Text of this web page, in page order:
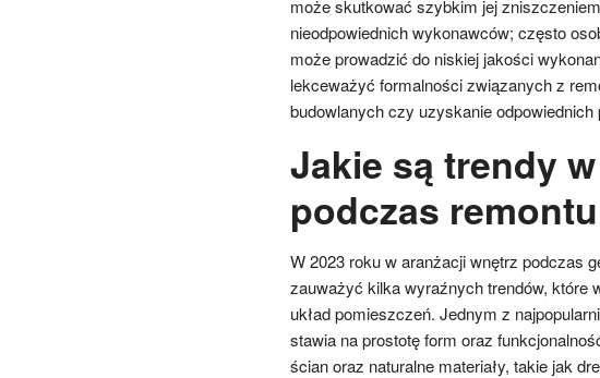
może skutkować szybkim jej
nieodpowiednich wykonawców; często
może prowadzić do niskiej jakości
lekceważyć formalności związanych z
budowlanych czy uzyskanie odpowiednich
Jakie są trendy
podczas remontu
W 2023 roku w aranżacji wnętrz podczas
zauważyć kilka wyraźnych trendów, które
układ pomieszczeń. Jednym z
stawia na prostotę form oraz
ścian oraz naturalne materiały, takie jak